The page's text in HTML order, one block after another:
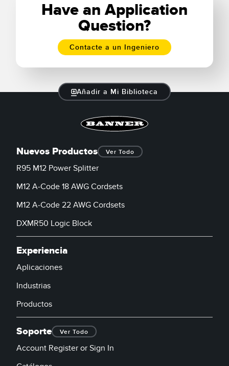
Have an Application
Question?
Contacte a un Ingeniero
Añadir a Mi Biblioteca
Nuevos Productos Ver Todo
R95 M12 Power Splitter
M12 A-Code 18 AWG Cordsets
M12 A-Code 22 AWG Cordsets
DXMR50 Logic Block
Experiencia
Aplicaciones
Industrias
Productos
Soporte Ver Todo
Account Register or Sign In